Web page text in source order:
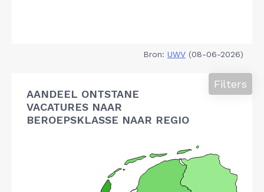
Bron: UWV (08-06-2026)
AANDEEL ONTSTANE
VACATURES NAAR
BEROEPSKLASSE NAAR REGIO
Filters